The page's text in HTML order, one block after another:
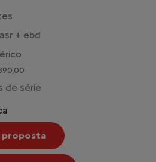
+ ebd
de série
proposta